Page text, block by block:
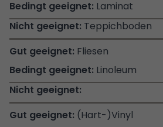
Laminat
Teppichboden
Fliesen
Linoleum
(Hart-)Vinyl